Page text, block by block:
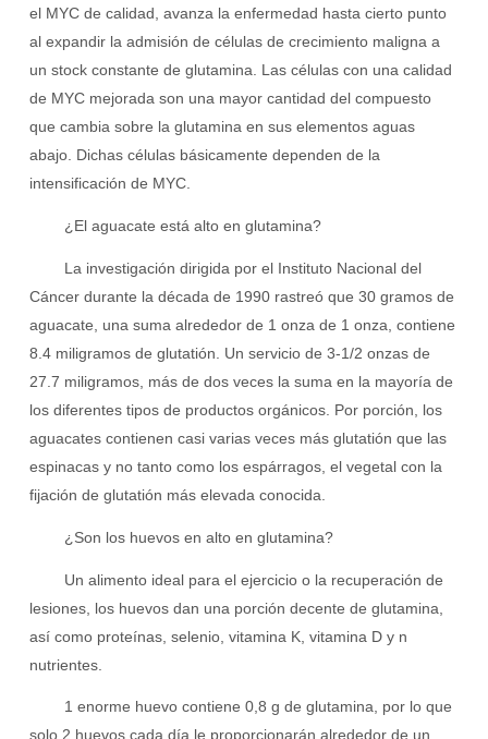
el MYC de calidad, avanza la enfermedad hasta cierto punto
al expandir la admisión de células de crecimiento maligna a
un stock constante de glutamina. Las células con una calidad
de MYC mejorada son una mayor cantidad del compuesto
que cambia sobre la glutamina en sus elementos aguas
abajo. Dichas células básicamente dependen de la
intensificación de MYC.
¿El aguacate está alto en glutamina?
La investigación dirigida por el Instituto Nacional del
Cáncer durante la década de 1990 rastreó que 30 gramos de
aguacate, una suma alrededor de 1 onza de 1 onza, contiene
8.4 miligramos de glutatión. Un servicio de 3-1/2 onzas de
27.7 miligramos, más de dos veces la suma en la mayoría de
los diferentes tipos de productos orgánicos. Por porción, los
aguacates contienen casi varias veces más glutatión que las
espinacas y no tanto como los espárragos, el vegetal con la
fijación de glutatión más elevada conocida.
¿Son los huevos en alto en glutamina?
Un alimento ideal para el ejercicio o la recuperación de
lesiones, los huevos dan una porción decente de glutamina,
así como proteínas, selenio, vitamina K, vitamina D y n
nutrientes.
1 enorme huevo contiene 0,8 g de glutamina, por lo que
solo 2 huevos cada día le proporcionarán alrededor de un